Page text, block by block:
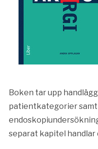
Boken tar upp
patientkategorier
separat kapitel handlar